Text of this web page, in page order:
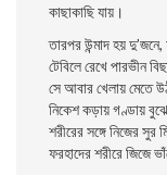
কাছাকাছি যায়।
তারপর উন্মাদ হয়
টেবিলে রেখে পারভীন
সে আবার খেলায় মেতে
নিকেশ কড়ায় গণ্ডায়
শরীরের সঙ্গে নিজের
ফরহাদের শরীরে জিজে